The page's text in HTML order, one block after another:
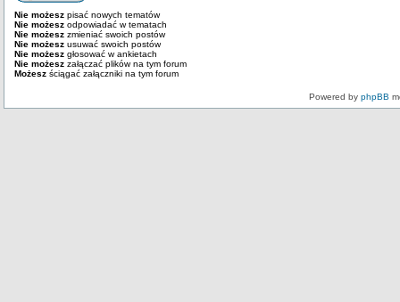
Nie możesz pisać nowych tematów
Nie możesz odpowiadać w tematach
Nie możesz zmieniać swoich postów
Nie możesz usuwać swoich postów
Nie możesz głosować w ankietach
Nie możesz załączać plików na tym forum
Możesz ściągać załączniki na tym forum
Powered by phpBB